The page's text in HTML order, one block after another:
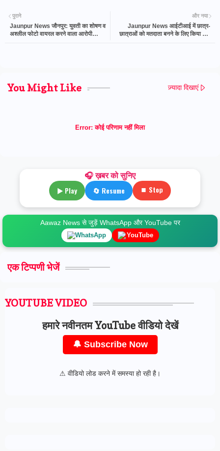
और नया
Jaunpur News आईटीआई में छात्र-
छात्राओं को मतदाता बनने के लिए किया गया
पुराने
Jaunpur News जौनपुर: युवती का शोषण व
अश्लील फोटो वायरल करने वाला आरोपी
You Might Like ज़्यादा दिखाएं
Error: कोई परिणाम नहीं मिला
🎧 ख़बर को सुनिए
▶ Play 🔄 Resume ⏹ Stop
Aawaz News से जुड़ें WhatsApp और YouTube पर
WhatsApp YouTube
एक टिप्पणी भेजें
YOUTUBE VIDEO
हमारे नवीनतम YouTube वीडियो देखें
🔔 Subscribe Now
⚠ वीडियो लोड करने में समस्या हो रही है।